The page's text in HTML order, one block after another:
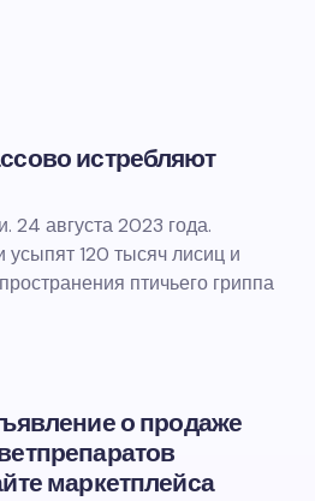
истребляют
24 августа 2023 года.
120 тысяч лисиц и
птичьего гриппа
о продаже
маркетплейса